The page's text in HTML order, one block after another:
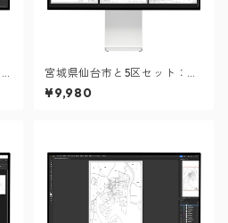
宮城県仙台市と5区セット：町
名も記載の地図データ（PD
F・Aiファイル）
¥9,980